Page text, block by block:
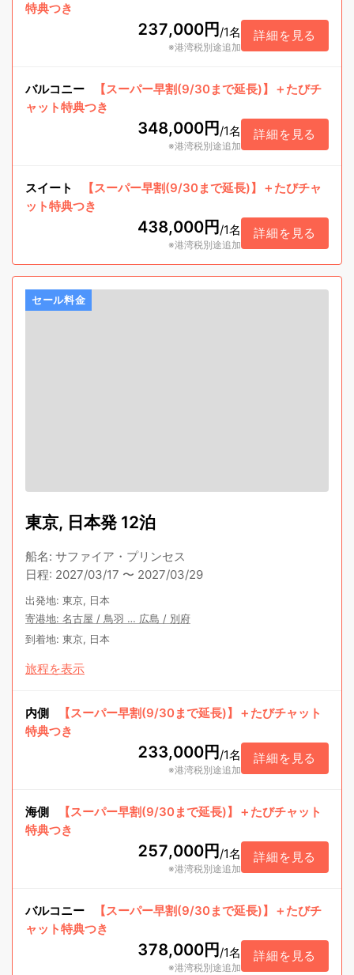
特典つき
237,000円/1名
※港湾税別途追加
詳細を見る
バルコニー
【スーパー早割(9/30まで延長)】＋たびチ
ャット特典つき
348,000円/1名
※港湾税別途追加
詳細を見る
スイート
【スーパー早割(9/30まで延長)】＋たびチャ
ット特典つき
438,000円/1名
※港湾税別途追加
詳細を見る
セール料金
東京, 日本発 12泊
船名: サファイア・プリンセス
日程: 2027/03/17 〜 2027/03/29
出発地: 東京, 日本
寄港地: 名古屋 / 鳥羽 … 広島 / 別府
到着地: 東京, 日本
旅程を表示
内側
【スーパー早割(9/30まで延長)】＋たびチャット
特典つき
233,000円/1名
※港湾税別途追加
詳細を見る
海側
【スーパー早割(9/30まで延長)】＋たびチャット
特典つき
257,000円/1名
※港湾税別途追加
詳細を見る
バルコニー
【スーパー早割(9/30まで延長)】＋たびチ
ャット特典つき
378,000円/1名
※港湾税別途追加
詳細を見る